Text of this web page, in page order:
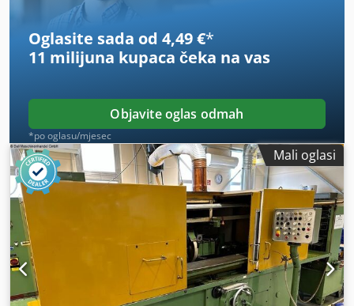
Oglasite sada od 4,49 €*
11 milijuna kupaca čeka na vas
Objavite oglas odmah
*po oglasu/mjesec
Mali oglasi